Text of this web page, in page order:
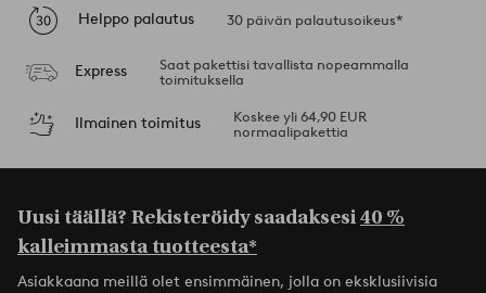
Helppo palautus 30 päivän palautusoikeus*
Express
Saat pakettisi tavallista nopeammalla
toimituksella
Ilmainen toimitus
Koskee yli 64,90 EUR
normaalipakettia
Uusi täällä? Rekisteröidy saadaksesi40 %
kalleimmasta tuotteesta*
Asiakkaana meillä olet ensimmäinen, jolla on eksklusiivisia